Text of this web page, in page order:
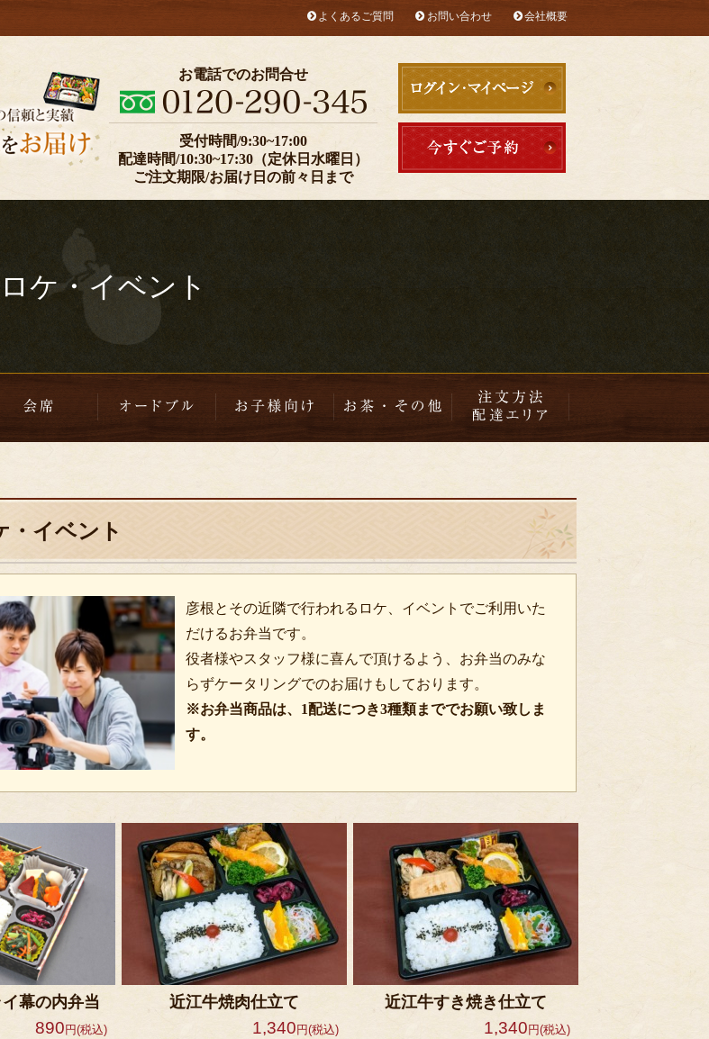
よくあるご質問 お問い合わせ 会社概要
お電話でのお問合せ
受付時間/9:30~17:00
配達時間/10:30~17:30（定休日水曜日）
ご注文期限/お届け日の前々日まで
ロケ・イベント
皿盛り・オードブル お子様メニュー お茶・その他 注文方法・配達エリア
・イベント
彦根とその近隣で行われるロケ、イベントでご利用いた
だけるお弁当です。
役者様やスタッフ様に喜んで頂けるよう、お弁当のみな
らずケータリングでのお届けもしております。
※お弁当商品は、1配送につき3種類まででお願い致しま
す。
幕の内弁当
890 円(税込)
近江牛焼肉仕立て
1,340 円(税込)
近江牛すき焼き仕立て
1,340 円(税込)